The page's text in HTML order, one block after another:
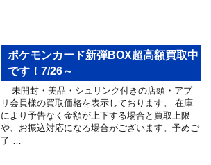
ポケモンカード新弾BOX超高額買取中
です！7/26～
未開封・美品・シュリンク付きの店頭・アプ
リ会員様の買取価格を表示しております。 在庫
により予告なく金額が上下する場合と買取上限
や、お振込対応になる場合がございます。予めご
了 …